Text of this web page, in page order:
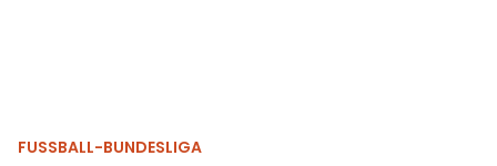
FUSSBALL-BUNDESLIGA